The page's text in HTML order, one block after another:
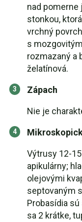
nad
stonkou,
vrchný
s
rozmazaný a
želatínová.
Zápach
Nie je
Výtrusy 12-
apikulárny;
olejovými
septovaným
Probasídia
sa 2 krátke,